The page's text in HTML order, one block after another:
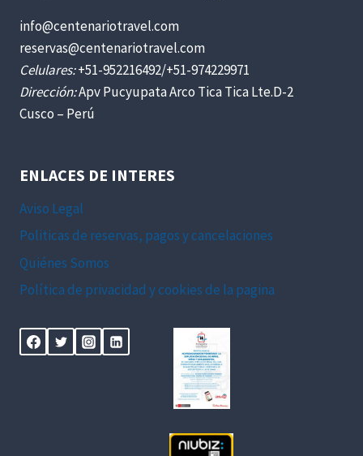
info@centenariotravel.com
reservas@centenariotravel.com
Celulares:+51-952216492/+51-974229971
Dirección:Apv Pucyupata Arco Tica Tica Lte.D-2
Cusco – Perú
ENLACES DE INTERES
Aviso Legal
Politicas de reservas, pagos y cancelaciones
Quiénes Somos
Política de privacidad y cookies de la pagina